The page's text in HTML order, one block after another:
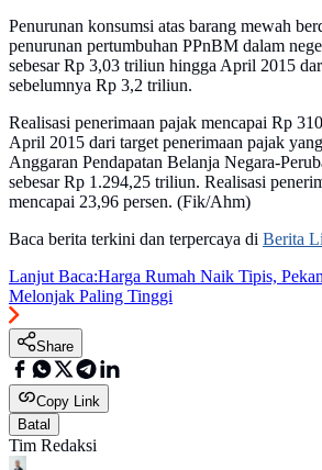
Penurunan konsumsi atas barang mewah
penurunan pertumbuhan PPnBM dalam
sebesar Rp 3,03 triliun hingga April 2015
sebelumnya Rp 3,2 triliun.
Realisasi penerimaan pajak mencapai Rp
April 2015 dari target penerimaan pajak
Anggaran Pendapatan Belanja Negara-
sebesar Rp 1.294,25 triliun. Realisasi
mencapai 23,96 persen. (Fik/Ahm)
Baca berita terkini dan terpercaya di Berita
Lanjut Baca:Harga Rumah Naik Tipis,
Melonjak Paling Tinggi
Share
Copy Link
Batal
Tim Redaksi